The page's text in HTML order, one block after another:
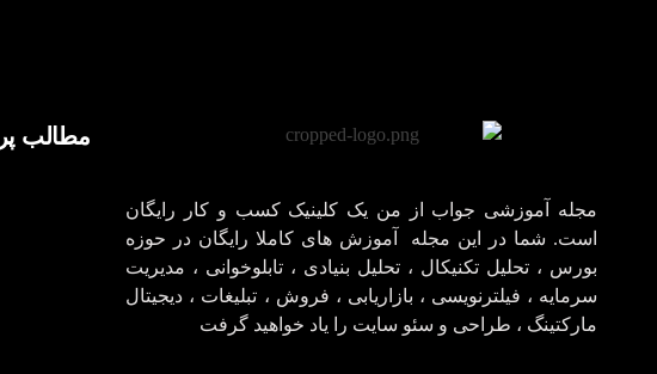
مجله آموزشی جواب از من یک کلینیک کسب و کار رایگان
است. شما در این مجله آموزش های کاملا رایگان در حوزه
بورس ، تحلیل تکنیکال ، تحلیل بنیادی ، تابلوخوانی ، مدیریت
سرمایه ، فیلترنویسی ، بازاریابی ، فروش ، تبلیغات ، دیجیتال
مارکتینگ ، طراحی و سئو سایت را یاد خواهید گرفت
مطالب